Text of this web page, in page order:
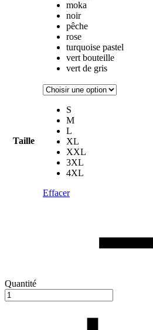
moka
noir
pêche
rose
turquoise pastel
vert bouteille
vert de gris
Taille
S
M
L
XL
XXL
3XL
4XL
Effacer
Quantité